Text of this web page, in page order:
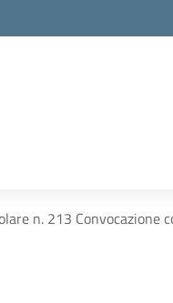
n. 213 Convocazione